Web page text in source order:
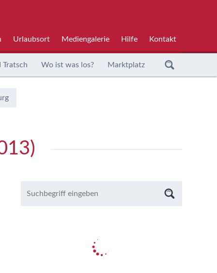
Urlaubsort Mediengalerie Hilfe Kontakt
Tratsch Wo ist was los? Marktplatz